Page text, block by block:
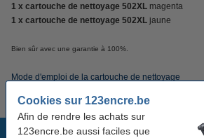
Cookies sur 123encre.be
Afin de rendre les achats sur
123encre.be aussi faciles que
1 x cartouche de nettoyage 502XL magenta
1 x cartouche de nettoyage 502XL jaune
Bien sûr avec une garantie à 100%.
Mode d'emploi de la cartouche de nettoyage
Produits populaires